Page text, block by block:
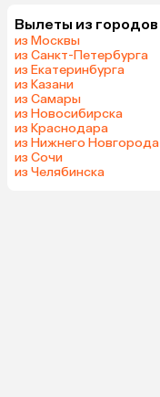
Вылеты из городов
из Москвы
из Санкт-Петербурга
из Екатеринбурга
из Казани
из Самары
из Новосибирска
из Краснодара
из Нижнего Новгорода
из Сочи
из Челябинска